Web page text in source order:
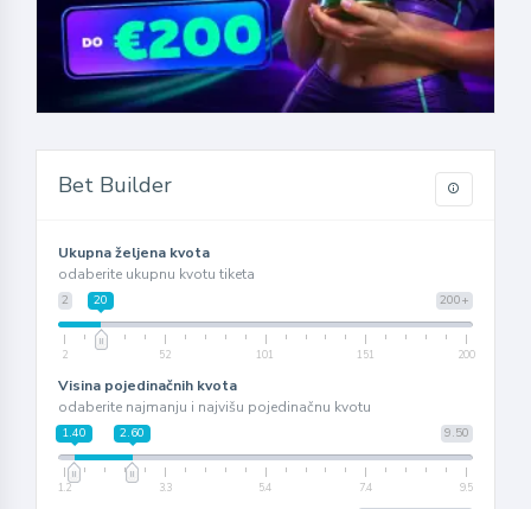
Bet Builder
Ukupna željena kvota
odaberite ukupnu kvotu tiketa
2 200+
20
2 52 101 151 200
Visina pojedinačnih kvota
odaberite najmanju i najvišu pojedinačnu kvotu
9.50
1.40 2.60
1.2 3.3 5.4 7.4 9.5